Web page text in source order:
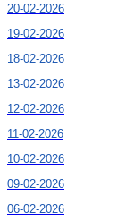
20-02-2026
19-02-2026
18-02-2026
13-02-2026
12-02-2026
11-02-2026
10-02-2026
09-02-2026
06-02-2026